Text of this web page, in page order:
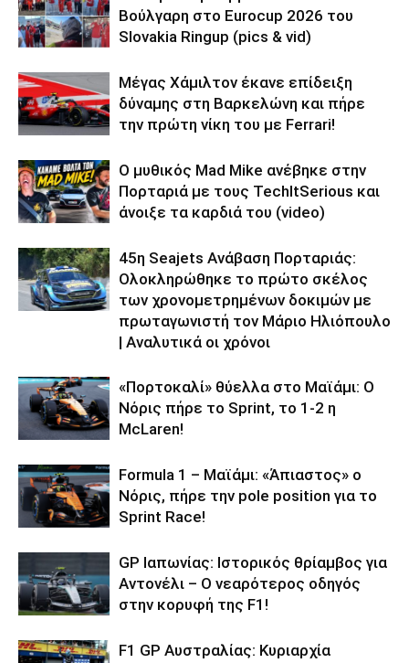
Βούλγαρη στο Eurocup 2026 του
Slovakia Ringup (pics & vid)
Μέγας Χάμιλτον έκανε επίδειξη
δύναμης στη Βαρκελώνη και πήρε
την πρώτη νίκη του με Ferrari!
Ο μυθικός Mad Mike ανέβηκε στην
Πορταριά με τους TechItSerious και
άνοιξε τα καρδιά του (video)
45η Seajets Ανάβαση Πορταριάς:
Ολοκληρώθηκε το πρώτο σκέλος
των χρονομετρημένων δοκιμών με
πρωταγωνιστή τον Μάριο Ηλιόπουλο
| Αναλυτικά οι χρόνοι
«Πορτοκαλί» θύελλα στο Μαϊάμι: Ο
Νόρις πήρε το Sprint, το 1-2 η
McLaren!
Formula 1 – Μαϊάμι: «Άπιαστος» ο
Νόρις, πήρε την pole position για το
Sprint Race!
GP Ιαπωνίας: Ιστορικός θρίαμβος για
Αντονέλι – Ο νεαρότερος οδηγός
στην κορυφή της F1!
F1 GP Αυστραλίας: Κυριαρχία